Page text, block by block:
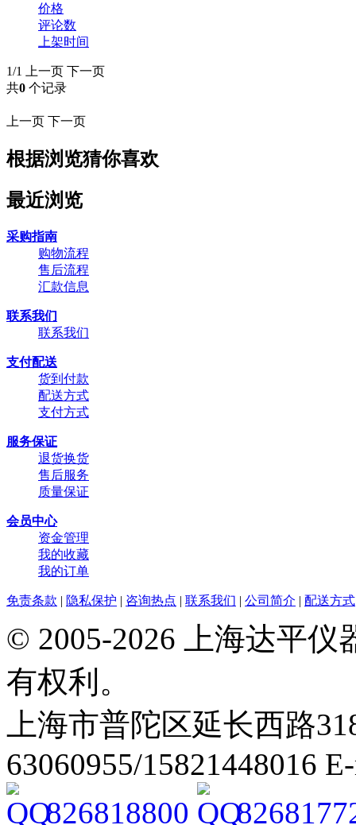
价格
评论数
上架时间
1/1 上一页 下一页
共0 个记录
上一页 下一页
根据浏览猜你喜欢
最近浏览
采购指南
购物流程
售后流程
汇款信息
联系我们
联系我们
支付配送
货到付款
配送方式
支付方式
服务保证
退货换货
售后服务
质量保证
会员中心
资金管理
我的收藏
我的订单
免责条款 | 隐私保护 | 咨询热点 | 联系我们 | 公司简介 | 配送方式
© 2005-2026 上海达平
有权利。
上海市普陀区延长西路
63060955/15821448016
826818800